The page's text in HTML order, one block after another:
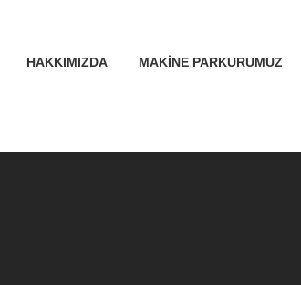
HAKKIMIZDA MAKINE PARKURUMUZ